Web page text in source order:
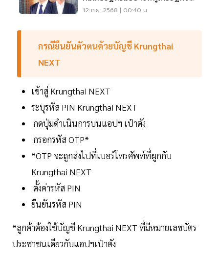
-คนละครึ่งมาถูกทาง
12 ก.ย. 2568 | 00:40 น.
กรณียืนยันตัวตนด้วยบัญชี Krungthai
NEXT
เข้าสู่ Krungthai NEXT
ระบุรหัส PIN Krungthai NEXT
กดปุ่มดำเนินการบนแอปฯ เป๋าตัง
กรอกรหัส OTP*
*OTP จะถูกส่งไปที่เบอร์โทรศัพท์ที่ผูกกับ
Krungthai NEXT
ตั้งค่ารหัส PIN
ยืนยันรหัส PIN
*ลูกค้าต้องใช้บัญชี Krungthai NEXT ที่มีหมายเลขบัตร
ประชาชนเดียวกับแอปฯเป๋าตัง